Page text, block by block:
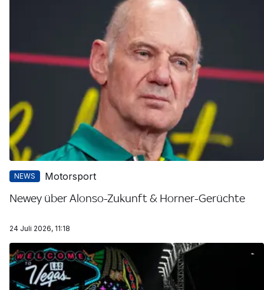
NEWS Motorsport
Newey über Alonso-Zukunft & Horner-Gerüchte
24 Juli 2026, 11:18